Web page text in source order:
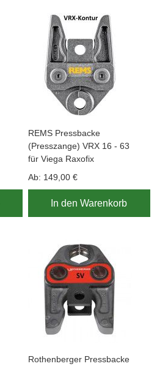
REMS Pressbacke
(Presszange) VRX 16 - 63
für Viega Raxofix
Ab: 149,00 €
In den Warenkorb
Rothenberger Pressbacke